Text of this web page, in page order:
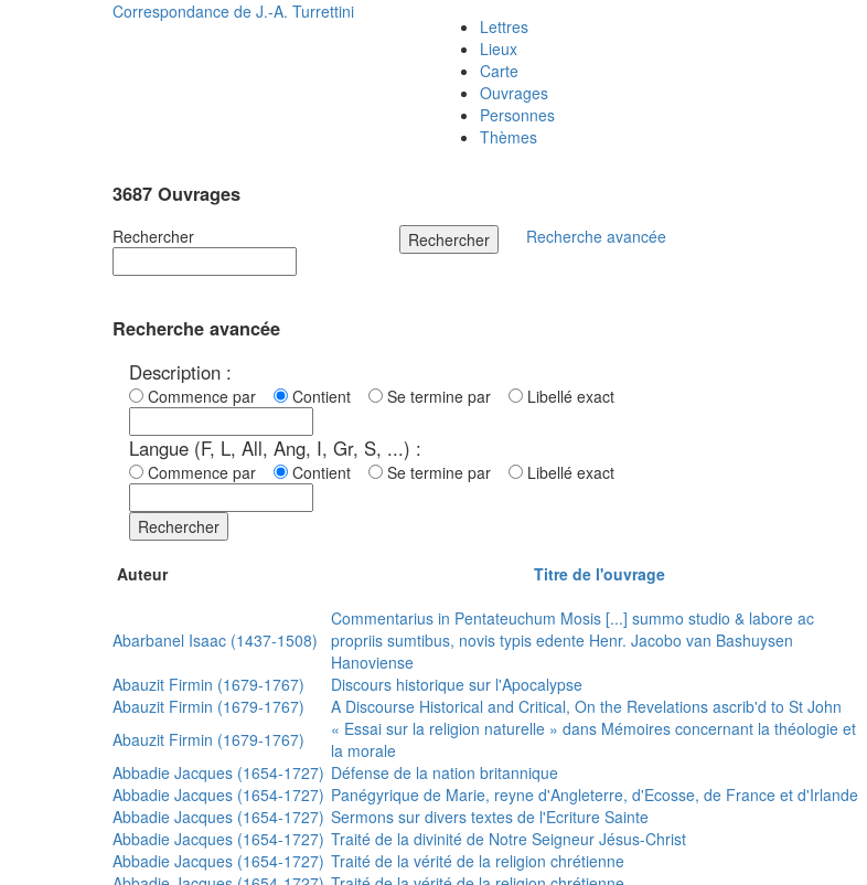
Correspondance de J.-A. Turrettini
Lettres
Lieux
Carte
Ouvrages
Personnes
Thèmes
3687 Ouvrages
Rechercher Rechercher Recherche avancée
Recherche avancée
Description :
Commence par Contient Se termine par Libellé exact
Langue (F, L, All, Ang, I, Gr, S, ...) :
Commence par Contient Se termine par Libellé exact
Rechercher
Auteur Titre de l'ouvrage
Abarbanel Isaac (1437-1508)
Commentarius in Pentateuchum Mosis [...] summo studio & labore ac
propriis sumtibus, novis typis edente Henr. Jacobo van Bashuysen
Hanoviense
Abauzit Firmin (1679-1767)
Discours historique sur l'Apocalypse
Abauzit Firmin (1679-1767)
A Discourse Historical and Critical, On the Revelations ascrib'd to St John
Abauzit Firmin (1679-1767)
« Essai sur la religion naturelle » dans Mémoires concernant la théologie et
la morale
Abbadie Jacques (1654-1727) Défense de la nation britannique
Abbadie Jacques (1654-1727) Panégyrique de Marie, reyne d'Angleterre, d'Ecosse, de France et d'Irlande
Abbadie Jacques (1654-1727) Sermons sur divers textes de l'Ecriture Sainte
Abbadie Jacques (1654-1727) Traité de la divinité de Notre Seigneur Jésus-Christ
Abbadie Jacques (1654-1727) Traité de la vérité de la religion chrétienne